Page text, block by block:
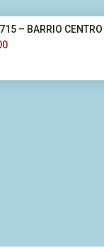
– BARRIO CENTRO